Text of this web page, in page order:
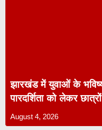
झारखंड में युवाओं के भविष्य
पारदर्शिता को लेकर
August 4, 2026